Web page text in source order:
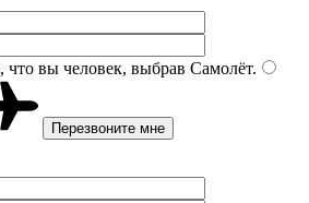
вы человек, выбрав Самолёт.